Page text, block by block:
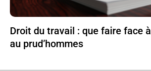
Droit du travail : que faire face
au prud’hommes